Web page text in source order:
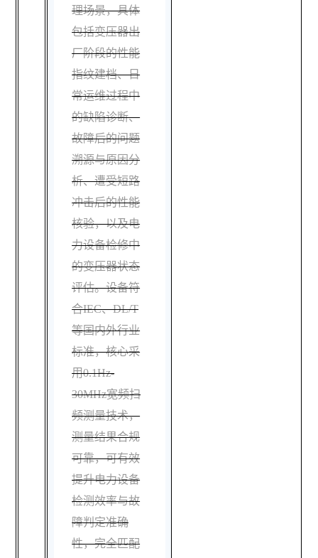
理场景，具体
包括变压器出
厂阶段的性能
指纹建档、日
常运维过程中
的缺陷诊断、
故障后的问题
溯源与原因分
析、遭受短路
冲击后的性能
核验，以及电
力设备检修中
的变压器状态
评估。设备符
合IEC、DL/T
等国内外行业
标准，核心采
用0.1Hz-
30MHz宽频扫
频测量技术，
测量结果合规
可靠，可有效
提升电力设备
检测效率与故
障判定准确
性，完全匹配